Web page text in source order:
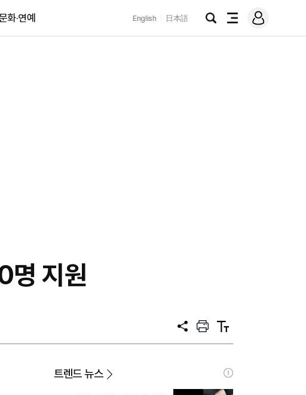
화·연예 English 日本語
검
전
메
그
명 지원
공
프
트
텍
트
트렌드 뉴스